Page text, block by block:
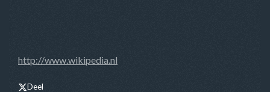
http://www.wikipedia.nl
Deel